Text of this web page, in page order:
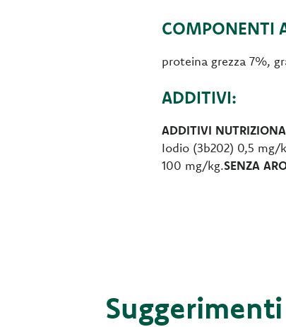
COMPONENTI
proteina grezza 7%,
ADDITIVI:
ADDITIVI
Iodio (3b202) 0,5 mg/
100 mg/kg.SENZA